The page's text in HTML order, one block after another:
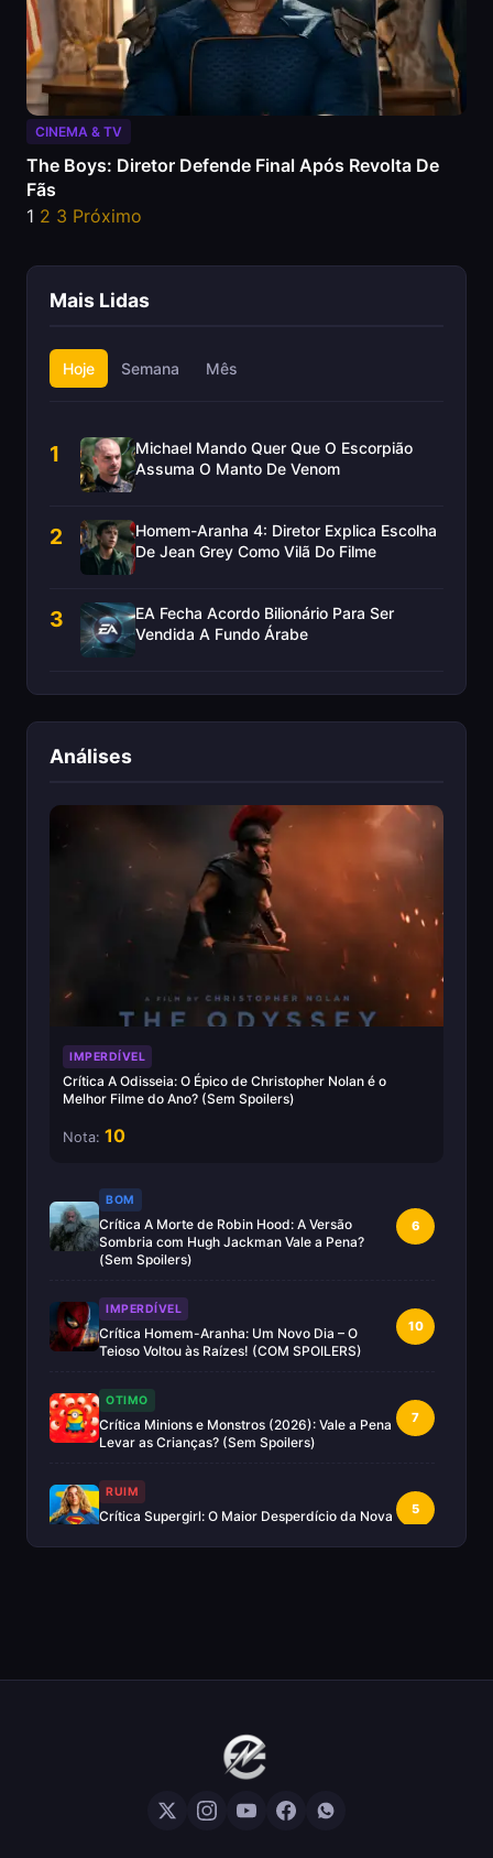
CINEMA & TV
The Boys: Diretor Defende Final Após Revolta De
Fãs
Paginação de posts
1 2 3 Próximo
Mais Lidas
Hoje Semana Mês
1
Michael Mando Quer Que O Escorpião
Assuma O Manto De Venom
2
Homem-Aranha 4: Diretor Explica Escolha
De Jean Grey Como Vilã Do Filme
3
EA Fecha Acordo Bilionário Para Ser
Vendida A Fundo Árabe
Análises
IMPERDÍVEL
Crítica A Odisseia: O Épico de Christopher Nolan é o
Melhor Filme do Ano? (Sem Spoilers)
Nota: 10
BOM
Crítica A Morte de Robin Hood: A Versão
Sombria com Hugh Jackman Vale a Pena?
(Sem Spoilers)
6
IMPERDÍVEL
Crítica Homem-Aranha: Um Novo Dia – O
Teioso Voltou às Raízes! (COM SPOILERS)
10
OTIMO
Crítica Minions e Monstros (2026): Vale a Pena
Levar as Crianças? (Sem Spoilers)
7
RUIM
Crítica Supergirl: O Maior Desperdício da Nova
5
Crítica O Mandaloriano e Grogu: A Aventura
Perfeita de Star Wars? — Sem Spoilers